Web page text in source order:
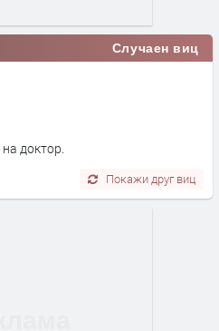
Случаен виц
доктор.
Покажи друг виц